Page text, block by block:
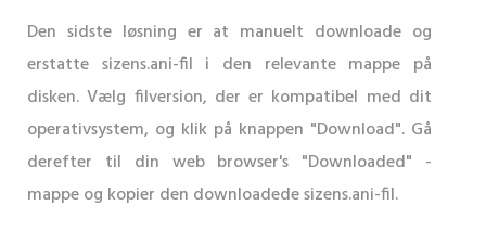
Den sidste løsning er at manuelt downloade og
erstatte sizens.ani-fil i den relevante mappe på
disken. Vælg filversion, der er kompatibel med dit
operativsystem, og klik på knappen "Download". Gå
derefter til din web browser's "Downloaded" -
mappe og kopier den downloadede sizens.ani-fil.